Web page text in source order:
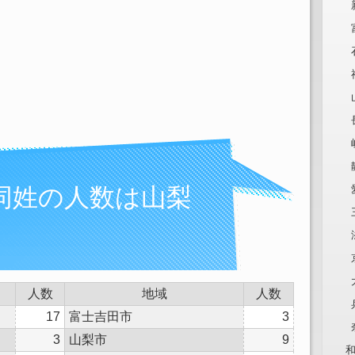
姓の人数は山梨
人数 地域
人数
17
富士吉田市
3
3
山梨市 9